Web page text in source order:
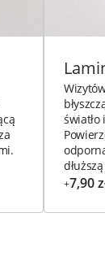
+7,90